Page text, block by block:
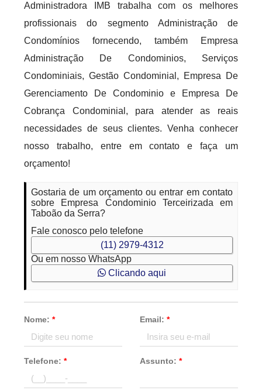
Administradora IMB trabalha com os melhores
profissionais do segmento Administração de
Condomínios fornecendo, também Empresa
Administração De Condominios, Serviços
Condominiais, Gestão Condominial, Empresa De
Gerenciamento De Condominio e Empresa De
Cobrança Condominial, para atender as reais
necessidades de seus clientes. Venha conhecer
nosso trabalho, entre em contato e faça um
orçamento!
Gostaria de um orçamento ou entrar em contato
sobre Empresa Condominio Terceirizada em
Taboão da Serra?
Fale conosco pelo telefone
(11) 2979-4312
Ou em nosso WhatsApp
Clicando aqui
Nome:* Email: *
Telefone:* Assunto: *